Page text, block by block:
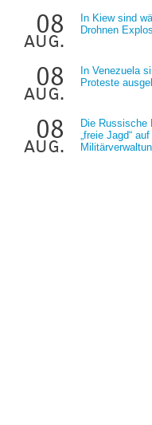
08
aug.
In Kiew sind
Drohnen
08
aug.
In Venezuela
Proteste
08
aug.
Die Russische
„freie Jagd“